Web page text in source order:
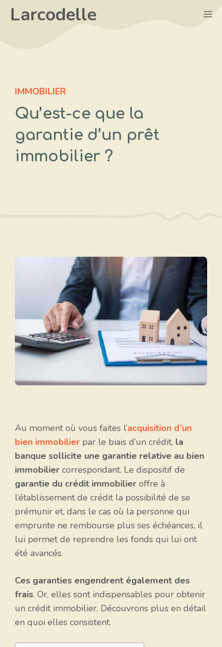
AllerLarcodelle
IMMOBILIER
Qu’est-ce que la
garantie d’un prêt
immobilier ?
Au moment où vous faites l’acquisition d’un
bien immobilier par le biais d’un crédit, la
banque sollicite une garantie relative au bien
immobilier correspondant. Le dispositif de
garantie du crédit immobilier offre à
l’établissement de crédit la possibilité de se
prémunir et, dans le cas où la personne qui
emprunte ne rembourse plus ses échéances, il
lui permet de reprendre les fonds qui lui ont
été avancés.
Ces garanties engendrent également des
frais. Or, elles sont indispensables pour obtenir
un crédit immobilier. Découvrons plus en détail
en quoi elles consistent.